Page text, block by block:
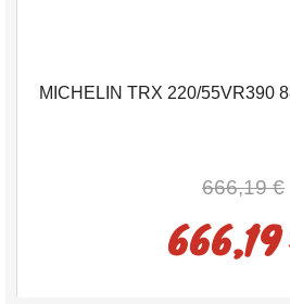
MICHELIN TRX 220/55VR390
666,19 €